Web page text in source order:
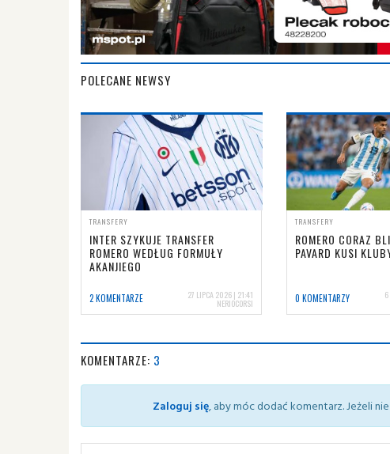
POLECANE NEWSY
TRANSFERY
INTER SZYKUJE TRANSFER
ROMERO WEDŁUG FORMUŁY
AKANJIEGO
2 KOMENTARZE 27 LIPCA 2026 | 21:41
NERIOCORSI
TRANSFERY
ROMERO CORAZ
PAVARD KUSI
0 KOMENTARZY
KOMENTARZE: 3
Zaloguj się, aby móc dodać komentarz. Jeżeli